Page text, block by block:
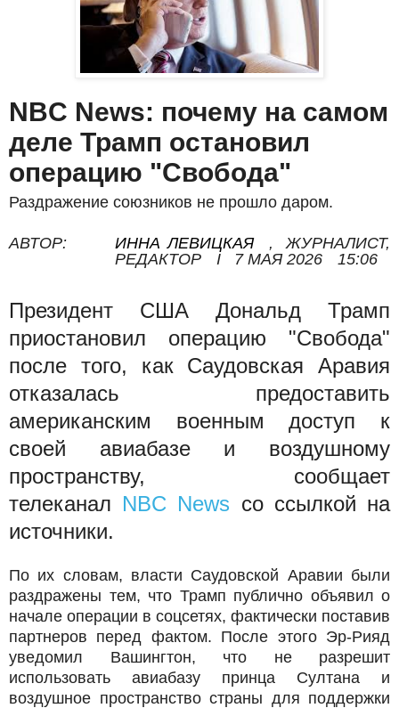
NBC News: почему на самом
деле Трамп остановил
операцию "Свобода"
Раздражение союзников не прошло даром.
АВТОР: ИННА ЛЕВИЦКАЯ ,
ЖУРНАЛИСТ,
РЕДАКТОР
I 7 МАЯ 2026 15:06
Президент США Дональд Трамп
приостановил операцию "Свобода"
после того, как Саудовская Аравия
отказалась предоставить
американским военным доступ к
своей авиабазе и воздушному
пространству, сообщает
телеканал NBC News со ссылкой на
источники.
По их словам, власти Саудовской Аравии были
раздражены тем, что Трамп публично объявил о
начале операции в соцсетях, фактически поставив
партнеров перед фактом. После этого Эр-Рияд
уведомил Вашингтон, что не разрешит
использовать авиабазу принца Султана и
воздушное пространство страны для поддержки